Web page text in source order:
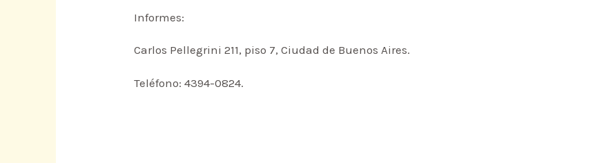
Informes:
Carlos Pellegrini 211, piso 7, Ciudad de Buenos Aires.
Teléfono: 4394-0824.